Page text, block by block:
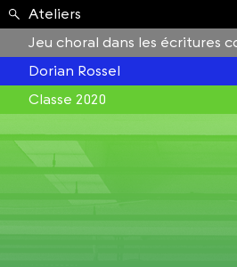
Formation ›
Ateliers
Jeu choral dans les écritures
Dorian Rossel
Classe 2020